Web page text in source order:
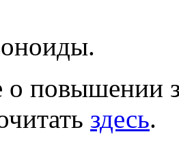
о повышении
здесь.